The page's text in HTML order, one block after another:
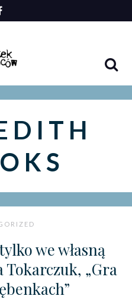
we własną
Tokarczuk, „Gra